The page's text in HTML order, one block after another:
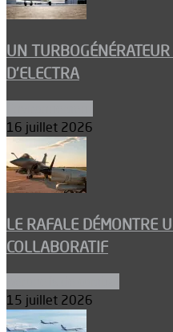
UN
D’ELECTRA
16 juillet 2026
LE RAFALE DÉMONTRE
COLLABORATIF
15 juillet 2026